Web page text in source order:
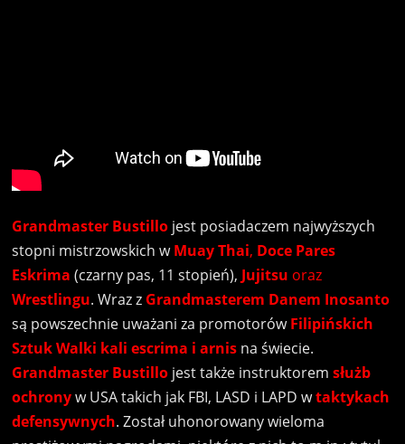
Grandmaster Bustillo jest posiadaczem najwyższych
stopni mistrzowskich wMuay Thai, Doce Pares
Eskrima (czarny pas, 11 stopień), Jujitsu oraz
Wrestlingu. Wraz z Grandmasterem Danem Inosanto
są powszechnie uważani za promotorówFilipińskich
Sztuk Walki kali escrima i arnis na świecie.
Grandmaster Bustillo jest także instruktoremsłużb
ochronyw USA takich jak FBI, LASD i LAPD wtaktykach
defensywnych. Został uhonorowany wieloma